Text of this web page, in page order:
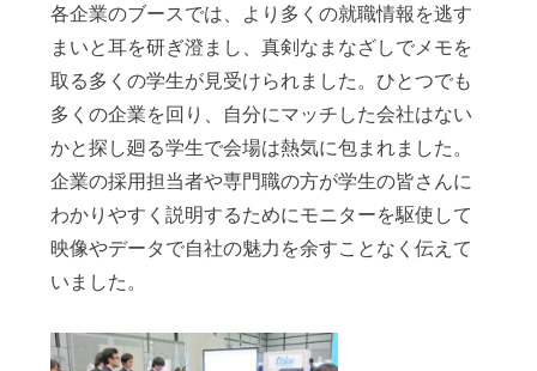
各企業のブースでは、より多くの就職情報を逃す
まいと耳を研ぎ澄まし、真剣なまなざしでメモを
取る多くの学生が見受けられました。ひとつでも
多くの企業を回り、自分にマッチした会社はない
かと探し廻る学生で会場は熱気に包まれました。
企業の採用担当者や専門職の方が学生の皆さんに
わかりやすく説明するためにモニターを駆使して
映像やデータで自社の魅力を余すことなく伝えて
いました。